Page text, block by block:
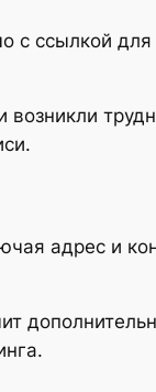
с ссылкой
адрес и